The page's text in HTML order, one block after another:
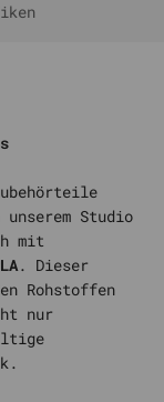
Studio
mit
. Dieser
Rohstoffen
nur